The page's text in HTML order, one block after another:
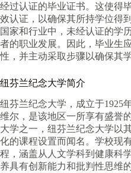
经过认证的毕业证书。这使得
效认证，以确保其所持学位得
国家和行业中，未经认证的学
者的职业发展。因此，毕业生
性，并主动采取步骤以确保其
纽芬兰纪念大学简介
纽芬兰纪念大学，成立于1925
维尔，是该地区一所享有盛誉
大学之一，纽芬兰纪念大学以
化的课程设置而闻名。学校现
程，涵盖从人文学科到健康科
养具有创新能力和批判性思维